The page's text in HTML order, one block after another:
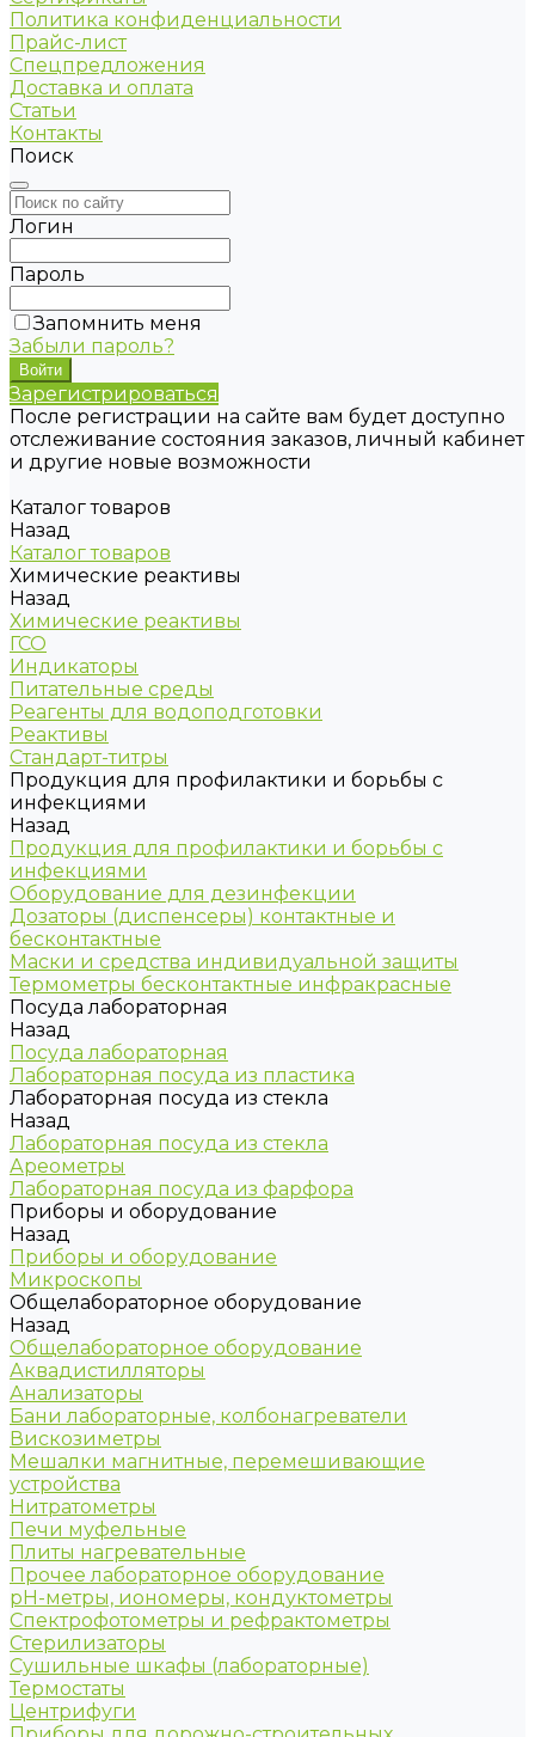
Политика конфиденциальности
Прайс-лист
Спецпредложения
Доставка и оплата
Статьи
Контакты
Поиск
Логин
Пароль
Запомнить меня
Забыли пароль?
Зарегистрироваться
После регистрации на сайте вам будет доступно
отслеживание состояния заказов, личный кабинет
и другие новые возможности
Каталог товаров
Назад
Каталог товаров
Химические реактивы
Назад
Химические реактивы
ГСО
Индикаторы
Питательные среды
Реагенты для водоподготовки
Реактивы
Стандарт-титры
Продукция для профилактики и борьбы с
инфекциями
Назад
Продукция для профилактики и борьбы с
инфекциями
Оборудование для дезинфекции
Дозаторы (диспенсеры) контактные и
бесконтактные
Маски и средства индивидуальной защиты
Термометры бесконтактные инфракрасные
Посуда лабораторная
Назад
Посуда лабораторная
Лабораторная посуда из пластика
Лабораторная посуда из стекла
Назад
Лабораторная посуда из стекла
Ареометры
Лабораторная посуда из фарфора
Приборы и оборудование
Назад
Приборы и оборудование
Микроскопы
Общелабораторное оборудование
Назад
Общелабораторное оборудование
Аквадистилляторы
Анализаторы
Бани лабораторные, колбонагреватели
Вискозиметры
Мешалки магнитные, перемешивающие
устройства
Нитратометры
Печи муфельные
Плиты нагревательные
Прочее лабораторное оборудование
рН-метры, иономеры, кондуктометры
Спектрофотометры и рефрактометры
Стерилизаторы
Сушильные шкафы (лабораторные)
Термостаты
Центрифуги